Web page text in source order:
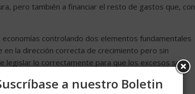
pero también a financiar el resto de gastos que, con
controlando dos elementos fundamentales
la dirección correcta de crecimiento pero sin
legislar lo correctamente para que los excesos se
política fiscal donde cumplen con sus objetivos
sus cuentas.
a nuestro Boletin